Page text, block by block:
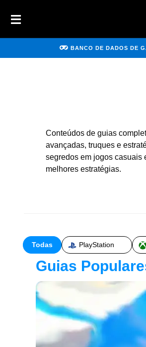
BANCO DE DADOS DE
Conteúdos de guias
avançadas, truques e
segredos em jogos casuais
melhores estratégias.
Todas PlayStation
Guias